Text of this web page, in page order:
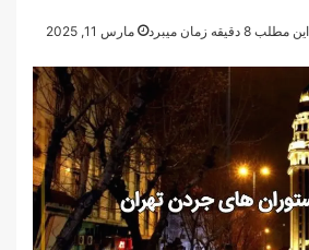
مارس 11, 2025 8 دقیقه زمان میبرد